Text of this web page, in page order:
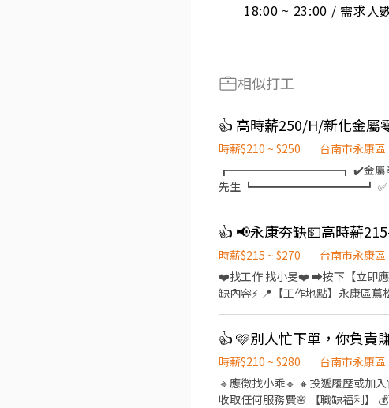
18:00 ~ 23:00 / 需求人
相似打工
時薪$210 ~ $250
台南市永康區
┏━━━━━━━━━━┓ ✔️金屬零件檢
先生 ┗━━━━━━━━━━┛ ✅【首誠
✅【工作地點】 台南市新化區
轉聲音 ⭕️[配合]➜ 訂單大需加班
(需配合加班) ⭕️[內容]➜ 金屬零件
⚡▃▃▃ ▶️薪水：8H未加班$210/
班8H$281~350/H ➜最高可領【
加班：延時加班3H$308~384/H ➜
班：23:30 ~ 08:00 ⚡▃▃▃ ▶️薪水
【$67,000】 ✅加班：休假加班
作其實可以很快很簡單 ☎️ 親洽台
時薪$215 ~ $270
台南市永康區
❤️‍找工作 找小旻❤️‍ ➡按下【立
缺內容⚡ 📍【工作地點】永康區蔦松三街 📦【工作內容】 ✔商品進出貨作業(檢貨.分貨.理貨) 🕒【工作時間、薪資】 📌早
ෆෆෆෆෆෆ✨ ❤️‍服務專員:小旻 ❤️‍加
缺截圖+姓名+電話)
時薪$210 ~ $280
台南市永康區
🔹應徵找小乖🔹 🔸投遞履歷或加
收取任何服務費🌸 【職缺福利】 💰可隔日領 🚫體檢 🚫免學歷 👉介紹獎金 👉三節獎金 👉堆高機津貼 👉不定時檔期津貼 【 工